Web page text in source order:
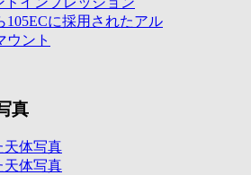
105ECに採用されたアル
ウント
真
天体写真
天体写真